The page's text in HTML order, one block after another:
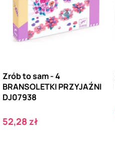
Zrób to sam - 4
BRANSOLETKI PRZYJAŹNI
DJ07938
Cena
52,28 zł